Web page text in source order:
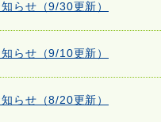
らせ（9/30更新）
らせ（9/10更新）
らせ（8/20更新）